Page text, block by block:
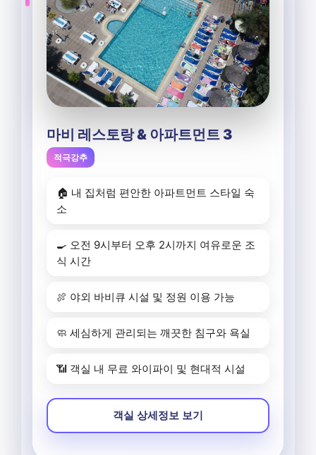
마비 레스토랑 & 아파트먼트 3
적극강추
🏠 내 집처럼 편안한 아파트먼트 스타일 숙
소
🍳 오전 9시부터 오후 2시까지 여유로운 조
식 시간
🍖 야외 바비큐 시설 및 정원 이용 가능
🧼 세심하게 관리되는 깨끗한 침구와 욕실
📶 객실 내 무료 와이파이 및 현대적 시설
객실 상세정보 보기